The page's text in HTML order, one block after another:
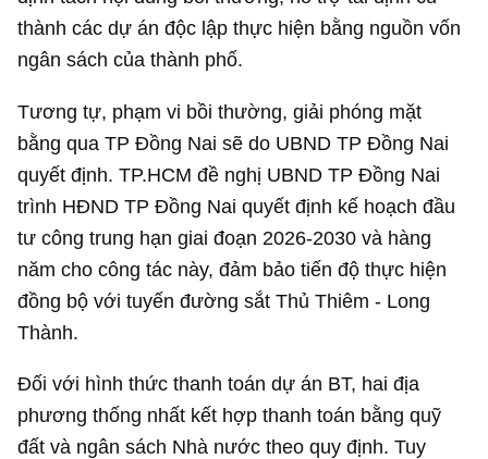
thành các dự án độc lập thực hiện bằng nguồn vốn
ngân sách của thành phố.
Tương tự, phạm vi bồi thường, giải phóng mặt
bằng qua TP Đồng Nai sẽ do UBND TP Đồng Nai
quyết định. TP.HCM đề nghị UBND TP Đồng Nai
trình HĐND TP Đồng Nai quyết định kế hoạch đầu
tư công trung hạn giai đoạn 2026-2030 và hàng
năm cho công tác này, đảm bảo tiến độ thực hiện
đồng bộ với tuyến đường sắt Thủ Thiêm - Long
Thành.
Đối với hình thức thanh toán dự án BT, hai địa
phương thống nhất kết hợp thanh toán bằng quỹ
đất và ngân sách Nhà nước theo quy định. Tuy